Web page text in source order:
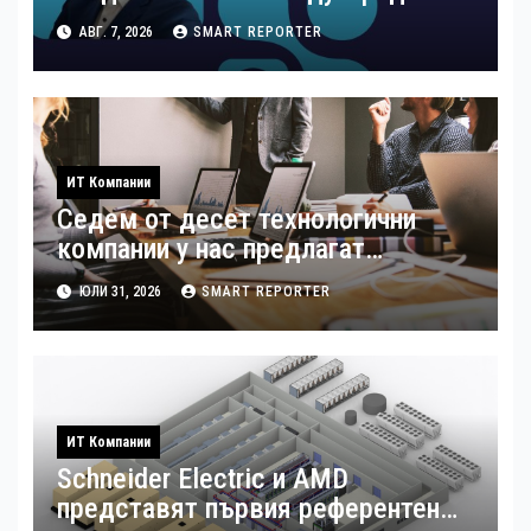
стандарти за навлизане на
изкуствен интелект в
хотелиерството
АВГ. 7, 2026 SMART REPORTER
ИТ Компании
Седем от десет технологични
компании у нас предлагат
хибридна работа
ЮЛИ 31, 2026 SMART REPORTER
ИТ Компании
Schneider Electric и AMD
представят първия референтен